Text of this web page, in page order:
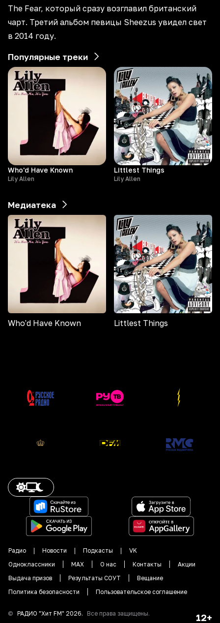
The Fear, который сразу возглавил британский
чарт. Третий альбом певицы Sheezus увидел свет
в 2014 году.
Популярные треки
Who'd Have Known
Lily Allen
Littlest Things
Lily Allen
Медиатека
Who'd Have Known Littlest Things
Радио Новости Подкасты
VK
Одноклассники
MAX О нас Контакты
Акции
Выдача призов
Результаты СОУТ
Вещание
Политика безопасности
Пользовательское соглашение
© РАДИО "Хит FM" 2026. Все права защищены. 12+